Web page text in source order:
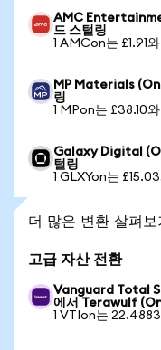
AMC
드 스털링
1 AMCon는 £1.91
MP Materials
링
1 MPon는 £38.10
Galaxy Digital
털링
1 GLXYon는
더 많은 변환 살펴보
고급 자산 전환
Vanguard Total
에서 Terawulf
1 VTIon는